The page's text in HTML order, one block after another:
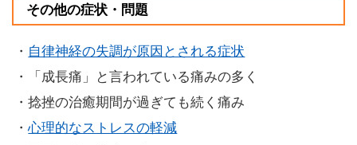
その他の症状・問題
・ 自律神経の失調が原因とされる症状
・「成長痛」と言われている痛みの多く
・捻挫の治癒期間が過ぎても続く痛み
・心理的なストレスの軽減